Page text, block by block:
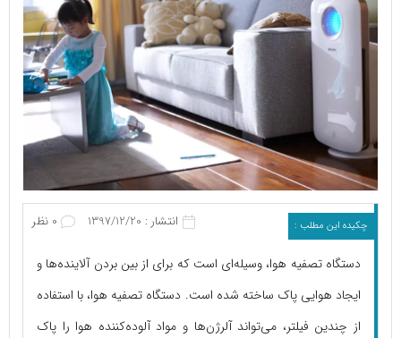
چکیده این مطلب : انتشار : 1397/12/20
دستگاه تصفیه هوا، وسیله‌ای است که برای از بین بردن آلاینده‌ها و
ایجاد هوایی پاک ساخته شده است. دستگاه تصفیه هوا، با استفاده
از چندین فیلتر، می‌تواند آلرژن‌ها و مواد آلوده‌‌کننده هوا را پاک